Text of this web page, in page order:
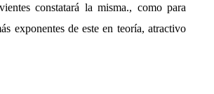
constatará la misma., como para
exponentes de este en teoría, atractivo